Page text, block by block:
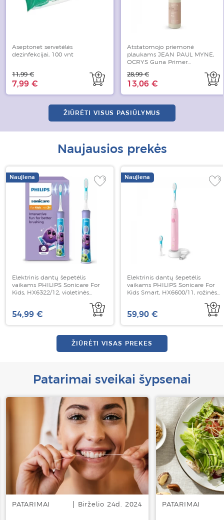
Aseptonet servetėlės
dezinfekcijai, 100 vnt
7,99 €
11,99 €
Atstatomojo priemonė
plaukams JEAN PAUL MYNE,
OCRYS Guna Primer
13,06 €
28,99 €
ŽIŪRĖTI VISUS PASIŪLYMUS
Naujausios prekės
Naujiena
Elektrinis dantų šepetėlis
vaikams PHILIPS Sonicare For
Kids, HX6322/12, violetinės
54,99 €
Naujiena
Elektrinis dantų šepetėlis
vaikams PHILIPS Sonicare For
Kids Smart, HX6600/11, rožinės
59,90 €
ŽIŪRĖTI VISAS PREKES
Patarimai sveikai šypsenai
PATARIMAI Birželio 24d. 2024 PATARIMAI